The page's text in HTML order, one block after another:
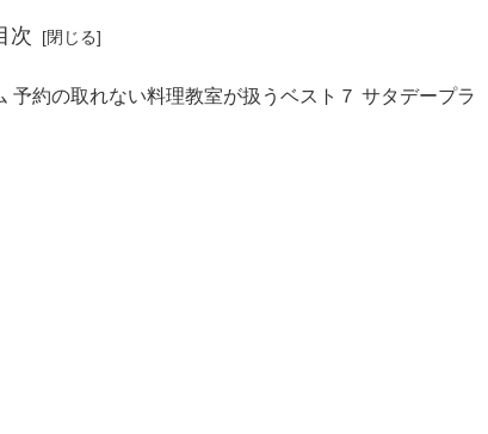
次
予約の取れない料理教室が扱うベスト７ サタデープラ